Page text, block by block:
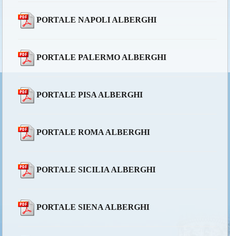
PORTALE NAPOLI ALBERGHI
PORTALE PALERMO ALBERGHI
PORTALE PISA ALBERGHI
PORTALE ROMA ALBERGHI
PORTALE SICILIA ALBERGHI
PORTALE SIENA ALBERGHI